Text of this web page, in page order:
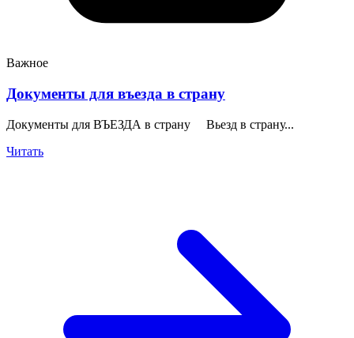
Важное
Документы для въезда в страну
Документы для ВЪЕЗДА в страну Вьезд в страну...
Читать